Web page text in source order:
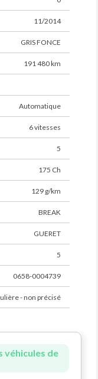
11/2014
GRIS FONCE
191 480 km
Automatique
6 vitesses
5
175 Ch
129 g/km
BREAK
GUERET
5
0658-0004739
- non précisé
véhicules de